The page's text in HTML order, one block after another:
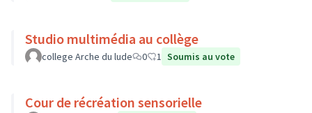
Studio multimédia au collège
college Arche du lude 0 1 Soumis au vote
Cour de récréation sensorielle